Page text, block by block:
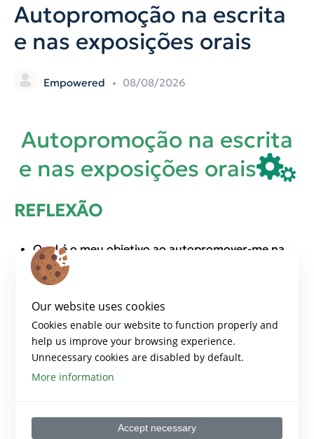
Autopromoção na escrita
e nas exposições orais
Empowered 08/08/2026
Autopromoção na escrita
e nas exposições orais
REFLEXÃO
Qual é o meu objetivo ao autopromover-me na
escrita e na exposição oral?
Como posso autopromover-me sem parecer
arrogante ou pretensioso?
Quais são as expetativas do meu públicoalvo em
relação à minha promoção pessoal?
Como posso destacar as minhas realizações e
competências sem desmerecer os outros ou
Our website uses cookies
Cookies enable our website to function properly and
help us improve your browsing experience.
Unnecessary cookies are disabled by default.
More information
Accept necessary